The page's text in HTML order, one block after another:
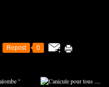
Repost 0